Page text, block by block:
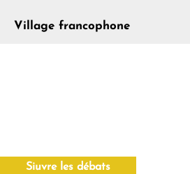
Village francophone
Siuvre les débats